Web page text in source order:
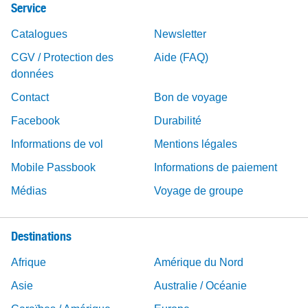
Service
Catalogues
Newsletter
CGV / Protection des
données
Aide (FAQ)
Contact
Bon de voyage
Facebook
Durabilité
Informations de vol
Mentions légales
Mobile Passbook
Informations de paiement
Médias
Voyage de groupe
Destinations
Afrique
Amérique du Nord
Asie
Australie / Océanie